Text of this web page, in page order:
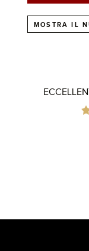
MOSTRA IL